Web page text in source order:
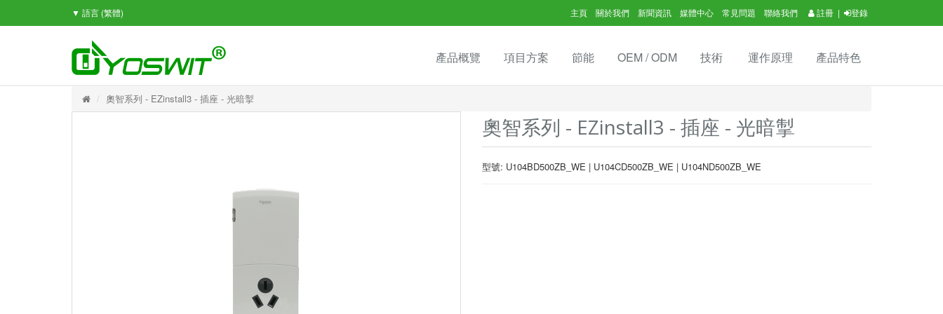
▼ 語言 (繁體) 註冊 | 登錄
主頁 關於我們 新聞資訊 媒體中心 常見問題 聯絡我們
產品概覽 項目方案 節能 OEM / ODM 技術 運作原理 產品特色
奧智系列 - EZinstall3 - 插座 - 光暗掣
奧智系列 - EZinstall3 - 插座 - 光暗掣
型號: U104BD500ZB_WE | U104CD500ZB_WE | U104ND500ZB_WE